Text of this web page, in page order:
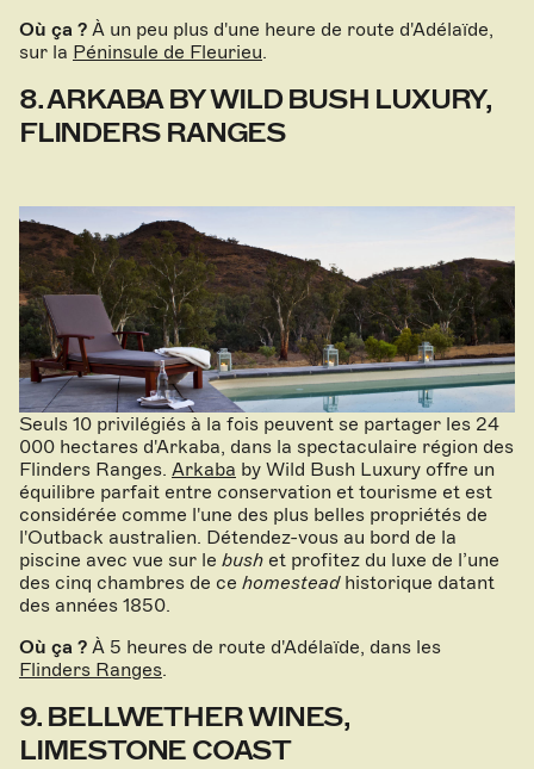
Où ça ? À un peu plus d'une heure de route d'Adélaïde,
sur la Péninsule de Fleurieu
8. ARKABA BY WILD BUSH LUXURY,
FLINDERS RANGES
Seuls 10 privilégiés à la fois peuvent se partager les 24
000 hectares d'Arkaba, dans la spectaculaire région des
Flinders Ranges. Arkaba by Wild Bush Luxury offre un
équilibre parfait entre conservation et tourisme et est
considérée comme l'une des plus belles propriétés de
l'Outback australien. Détendez-vous au bord de la
piscine avec vue sur le bush et profitez du luxe de l’une
des cinq chambres de ce homesteadhistorique datant
des années 1850.
Où ça ? À 5 heures de route d'Adélaïde, dans les
Flinders Ranges.
9. BELLWETHER WINES,
LIMESTONE COAST